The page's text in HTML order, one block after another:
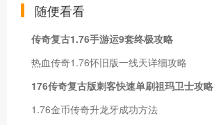
随便看看
传奇复古1.76手游运9套终极攻略
热血传奇1.76怀旧版一线天详细攻略
176传奇复古版刺客快速单刷祖玛卫士攻略
1.76金币传奇升龙牙成功方法